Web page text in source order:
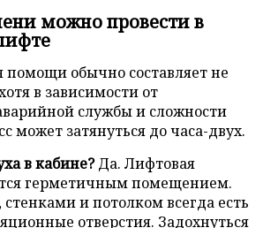
можно провести в
обычно составляет не
в зависимости от
службы и сложности
может затянуться до часа-двух.
в кабине?Да. Лифтовая
герметичным помещением.
и потолком всегда есть
отверстия. Задохнуться